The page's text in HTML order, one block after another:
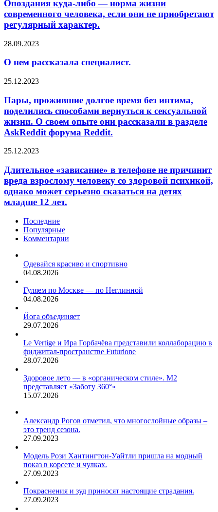
витрины
вывеску
«мир».
этом
в
Telegram-
канале
Сотрудники
магазина
рассказали,
что…
—
норма
жизни
человека,
они
приобретают
характер.
Опоздания куда-либо — норма жизни
современного человека, если они не приобретают
регулярный характер.
О
рассказала
специалист.
28.09.2023
О нем рассказала специалист.
Пары,
долгое
время
без
интима,
поделились
вернуться
сексуальной
жизни.
О
своем
опыте
рассказали
разделе
форума
Reddit.
25.12.2023
Пары, прожившие долгое время без интима,
поделились способами вернуться к сексуальной
жизни. О своем опыте они рассказали в разделе
AskReddit форума Reddit.
Длительное
в
телефоне
не
причинит
вреда
человеку
здоровой
однако
может
серьезно
сказаться
младше
25.12.2023
Длительное «зависание» в телефоне не причинит
вреда взрослому человеку со здоровой психикой,
однако может серьезно сказаться на детях
младше 12 лет.
Последние
Популярные
Комментарии
Одевайся красиво и спортивно
04.08.2026
Гуляем по Москве — по Неглинной
04.08.2026
Йога объединяет
29.07.2026
Le Vertige и Ира Горбачёва представили коллаборацию в
фиджитал-пространстве Futurione
28.07.2026
Здоровое лето — в «органическом стиле». М2
представляет «Заботу 360°»
15.07.2026
Александр Рогов отметил, что многослойные образы –
это тренд сезона.
27.09.2023
Модель Рози Хантингтон-Уайтли пришла на модный
показ в корсете и чулках.
27.09.2023
Покраснения и зуд приносят настоящие страдания.
27.09.2023